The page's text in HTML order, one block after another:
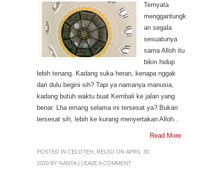
Ternyata
menggantungk
an segala
sesuatunya
sama Alloh itu
bikin hidup
lebih tenang. Kadang suka heran, kenapa nggak
dari dulu begini sih? Tapi ya namanya manusia,
kadang butuh waktu buat Kembali ke jalan yang
benar. Lha emang selama ini tersesat ya? Bukan
tersesat sih, lebih ke kurang menyertakan Alloh...
Read More
POSTED IN CELOTEH RELIGI ON APRIL 30,
2020 BY NANTA | LEAVE A COMMENT